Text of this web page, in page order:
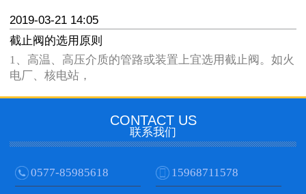
2019-03-21 14:05
截止阀的选用原则
1、高温、高压介质的管路或装置上宜选用截止阀。如火
电厂、核电站，
CONTACT US
联系我们
0577-85985618 15968711578